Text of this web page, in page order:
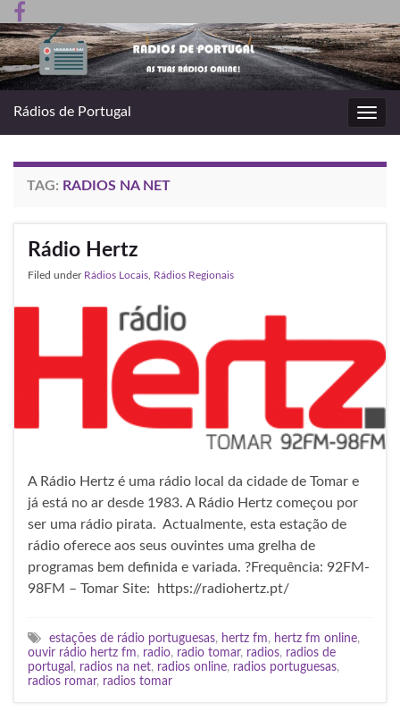
Rádios de Portugal
TAG: RADIOS NA NET
Rádio Hertz
Filed under Rádios Locais Rádios Regionais
A Rádio Hertz é uma rádio local da cidade de Tomar e
já está no ar desde 1983. A Rádio Hertz começou por
ser uma rádio pirata. Actualmente, esta estação de
rádio oferece aos seus ouvintes uma grelha de
programas bem definida e variada. ?Frequência: 92FM-
98FM – Tomar Site: https://radiohertz.pt/
estações de rádio portuguesas, hertz fm, hertz fm online,
ouvir rádio hertz fm, radio, radio tomar, radios, radios de
portugal , radios na net, radios online, radios portuguesas,
radios romar, radios tomar